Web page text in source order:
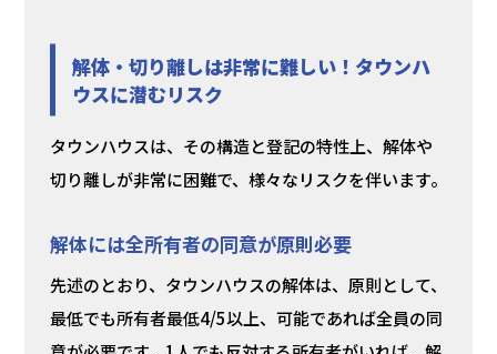
解体・切り離しは非常に難しい！タウンハ
ウスに潜むリスク
タウンハウスは、その構造と登記の特性上、解体や
切り離しが非常に困難で、様々なリスクを伴います。
解体には全所有者の同意が原則必要
先述のとおり、タウンハウスの解体は、原則として、
最低でも所有者最低4/5以上、可能であれば全員の同